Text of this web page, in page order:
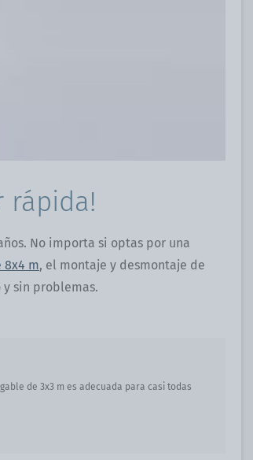
rápida!
No importa si optas por una
8x4 m, el montaje y desmontaje de
sin problemas.
de 3x3 m es adecuada para casi todas